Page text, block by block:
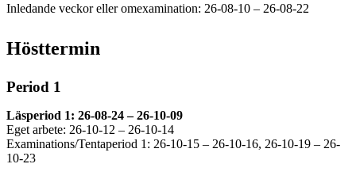
Inledande veckor eller omexamination: 26-08-10 – 26-08-22
Hösttermin
Period 1
Läsperiod 1: 26-08-24 – 26-10-09
Eget arbete: 26-10-12 – 26-10-14
Examinations/Tentaperiod 1: 26-10-15 – 26-10-16, 26-10-19 – 26-
10-23